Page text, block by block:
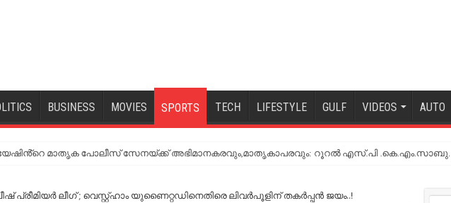
BUSINESS MOVIES SPORTS TECH LIFESTYLE GULF VIDEOS AUTO
മാതൃക പോലീസ് സേനയ്ക്ക് അഭിമാനകരവും,മാതൃകാപരവും: റൂറൽ എസ്.പി .കെ.എം.സാബു.
പ്രീമിയര്‍ ലീഗ് ; വെസ്റ്റ്ഹാം യുണൈറ്റഡിനെതിരെ ലിവര്‍പൂളിന് തകര്‍പ്പന്‍ ജയം..!